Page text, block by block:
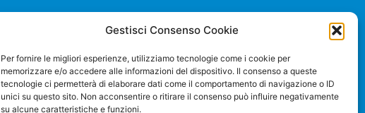
Gestisci Consenso Cookie
Per fornire le migliori esperienze, utilizziamo tecnologie come i cookie per
memorizzare e/o accedere alle informazioni del dispositivo. Il consenso a queste
tecnologie ci permetterà di elaborare dati come il comportamento di navigazione o ID
unici su questo sito. Non acconsentire o ritirare il consenso può influire negativamente
su alcune caratteristiche e funzioni.